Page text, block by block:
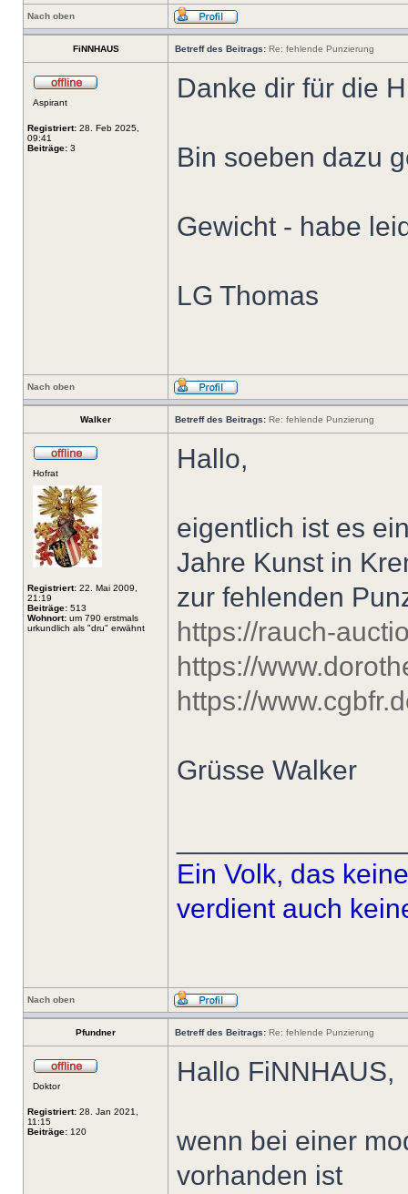
Nach oben
FiNNHAUS Betreff des Beitrags: Re: fehlende Punzierung
Aspirant
Registriert: 28. Feb 2025,
09:41
Beiträge: 3
Danke dir für die
Bin soeben dazu
Gewicht - habe
LG Thomas
Nach oben
Walker Betreff des Beitrags: Re: fehlende Punzierung
Hofrat
Registriert: 22. Mai 2009,
21:19
Beiträge: 513
Wohnort: um 790 erstmals
urkundlich als "dru" erwähnt
Hallo,
eigentlich ist es
Jahre Kunst in
zur fehlenden
https://rauch-
https://
https://
Grüsse Walker
Ein Volk, das
verdient auch
Nach oben
Pfundner Betreff des Beitrags: Re: fehlende Punzierung
Doktor
Registriert: 28. Jan 2021,
11:15
Beiträge: 120
Hallo FiNNHAUS,
wenn bei einer
vorhanden ist